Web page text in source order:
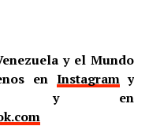
y el Mundo
en Instagramy
en